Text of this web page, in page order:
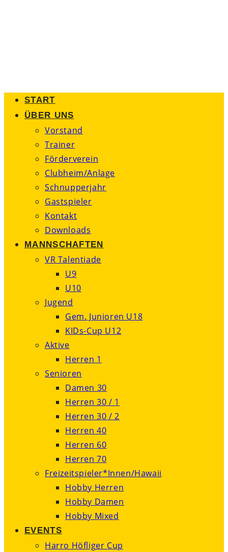
START
ÜBER UNS
Vorstand
Trainer
Förderverein
Clubheim/Anlage
Schnupperjahr
Gastspieler
Kontakt
Downloads
MANNSCHAFTEN
VR Talentiade
U9
U10
Jugend
Gem. Junioren U18
KIDs-Cup U12
Aktive
Herren 1
Senioren
Damen 30
Herren 30 / 1
Herren 30 / 2
Herren 40
Herren 60
Herren 70
Freizeitspieler*Innen/Hawaii
Hobby Herren
Hobby Damen
Hobby Mixed
EVENTS
Harro Höfliger Cup